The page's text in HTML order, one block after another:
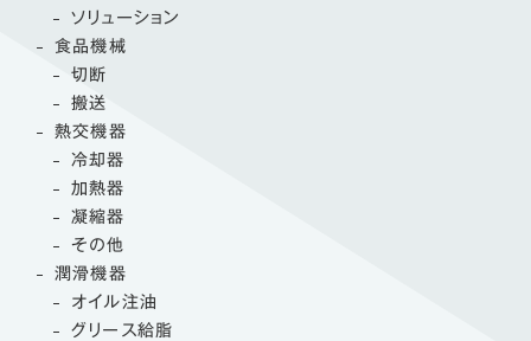
ソリューション
食品機械
切断
搬送
熱交機器
冷却器
加熱器
凝縮器
その他
潤滑機器
オイル注油
グリース給脂